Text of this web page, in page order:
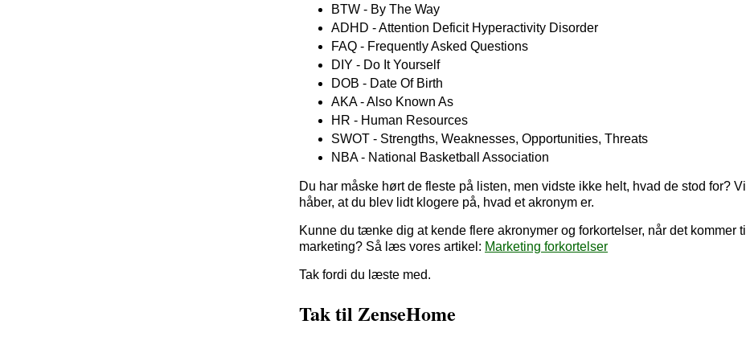
BTW - By The Way
ADHD - Attention Deficit Hyperactivity Disorder
FAQ - Frequently Asked Questions
DIY - Do It Yourself
DOB - Date Of Birth
AKA - Also Known As
HR - Human Resources
SWOT - Strengths, Weaknesses, Opportunities, Threats
NBA - National Basketball Association
Du har måske hørt de fleste på listen, men vidste ikke helt, hvad de stod for? Vi
håber, at du blev lidt klogere på, hvad et akronym er.
Kunne du tænke dig at kende flere akronymer og forkortelser, når det kommer til
marketing? Så læs vores artikel: Marketing forkortelser
Tak fordi du læste med.
Tak til ZenseHome